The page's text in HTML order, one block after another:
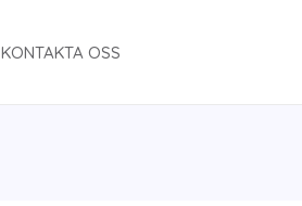
KONTAKTA OSS